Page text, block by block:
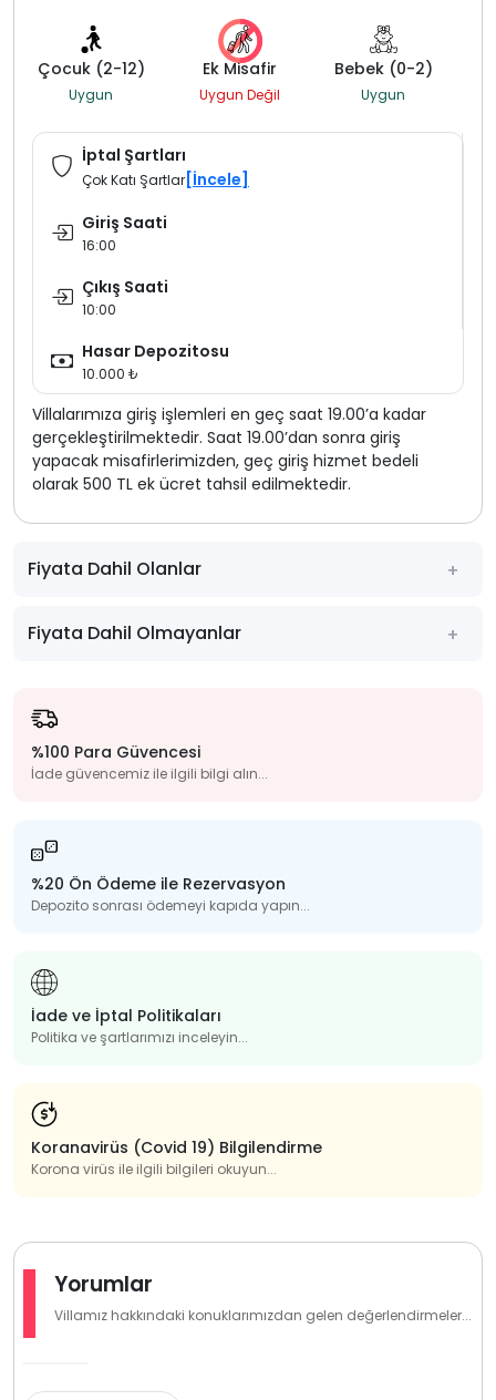
Çocuk (2-12)
Uygun
Ek Misafir
Uygun Değil
Bebek (0-2)
Uygun
İptal Şartları
Çok Katı Şartlar [İncele]
Giriş Saati
16:00
Çıkış Saati
10:00
Hasar Depozitosu
10.000 ₺
Villalarımıza giriş işlemleri en geç saat 19.00’a kadar
gerçekleştirilmektedir. Saat 19.00’dan sonra giriş
yapacak misafirlerimizden, geç giriş hizmet bedeli
olarak 500 TL ek ücret tahsil edilmektedir.
Fiyata Dahil Olanlar
Fiyata Dahil Olmayanlar
%100 Para Güvencesi
İade güvencemiz ile ilgili bilgi alın...
%20 Ön Ödeme ile Rezervasyon
Depozito sonrası ödemeyi kapıda yapın...
İade ve İptal Politikaları
Politika ve şartlarımızı inceleyin...
Koranavirüs (Covid 19) Bilgilendirme
Korona virüs ile ilgili bilgileri okuyun...
Yorumlar
Villamız hakkındaki konuklarımızdan gelen değerlendirmeler...